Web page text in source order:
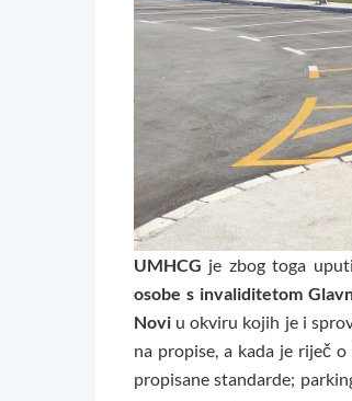
UMHCG je zbog toga
osobe s invaliditetom
Novi u okviru kojih je i
na propise, a kada je riječ
propisane standarde;